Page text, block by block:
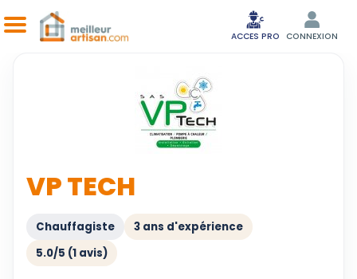
ACCES PRO CONNEXION
VP TECH
Chauffagiste
3 ans d'expérience
5.0/5 (1 avis)